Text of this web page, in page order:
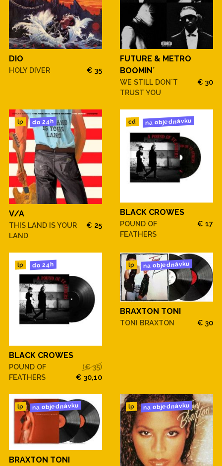
DIO
HOLY DIVER € 35
FUTURE & METRO
BOOMIN´
WE STILL DON´T
TRUST YOU
€ 30
lp do 24h
V/A
THIS LAND IS YOUR
LAND
€ 25
cd na objednávku
BLACK CROWES
POUND OF
FEATHERS
€ 17
lp do 24h
BLACK CROWES
POUND OF
FEATHERS
(€ 35)
€ 30,10
lp na objednávku
BRAXTON TONI
TONI BRAXTON € 30
lp na objednávku
BRAXTON TONI
lp na objednávku